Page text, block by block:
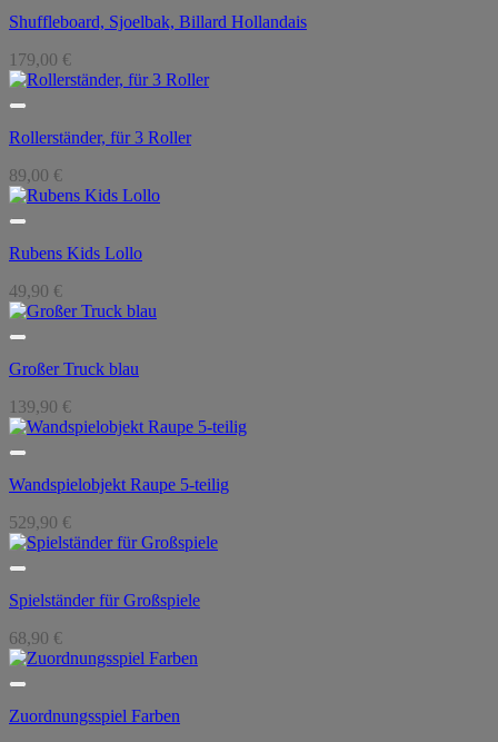
Shuffleboard, Sjoelbak, Billard Hollandais
179,00 €
Rollerständer, für 3 Roller
89,00 €
Rubens Kids Lollo
49,90 €
Großer Truck blau
139,90 €
Wandspielobjekt Raupe 5-teilig
529,90 €
Spielständer für Großspiele
68,90 €
Zuordnungsspiel Farben